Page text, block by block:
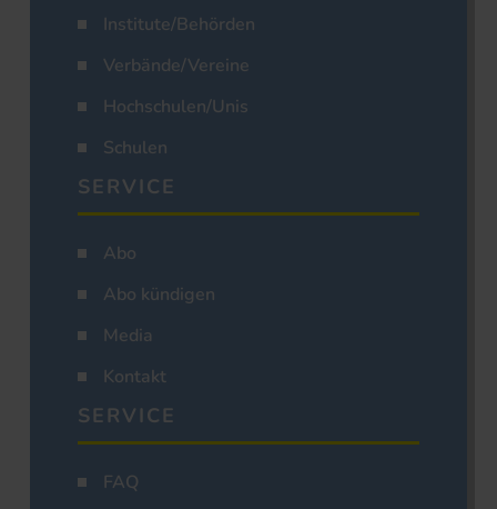
Institute/Behörden
Verbände/Vereine
Hochschulen/Unis
Schulen
SERVICE
Abo
Abo kündigen
Media
Kontakt
SERVICE
FAQ